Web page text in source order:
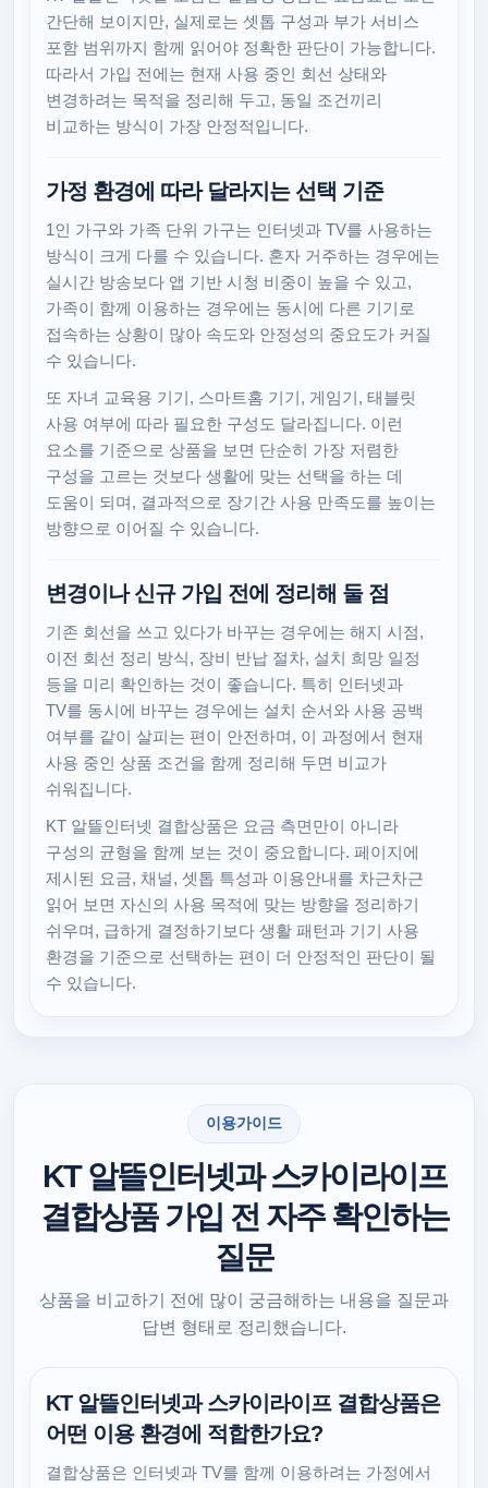
간단해 보이지만, 실제로는 셋톱 구성과 부가 서비스
포함 범위까지 함께 읽어야 정확한 판단이 가능합니다.
따라서 가입 전에는 현재 사용 중인 회선 상태와
변경하려는 목적을 정리해 두고, 동일 조건끼리
비교하는 방식이 가장 안정적입니다.
가정 환경에 따라 달라지는 선택 기준
1인 가구와 가족 단위 가구는 인터넷과 TV를 사용하는
방식이 크게 다를 수 있습니다. 혼자 거주하는 경우에는
실시간 방송보다 앱 기반 시청 비중이 높을 수 있고,
가족이 함께 이용하는 경우에는 동시에 다른 기기로
접속하는 상황이 많아 속도와 안정성의 중요도가 커질
수 있습니다.
또 자녀 교육용 기기, 스마트홈 기기, 게임기, 태블릿
사용 여부에 따라 필요한 구성도 달라집니다. 이런
요소를 기준으로 상품을 보면 단순히 가장 저렴한
구성을 고르는 것보다 생활에 맞는 선택을 하는 데
도움이 되며, 결과적으로 장기간 사용 만족도를 높이는
방향으로 이어질 수 있습니다.
변경이나 신규 가입 전에 정리해 둘 점
기존 회선을 쓰고 있다가 바꾸는 경우에는 해지 시점,
이전 회선 정리 방식, 장비 반납 절차, 설치 희망 일정
등을 미리 확인하는 것이 좋습니다. 특히 인터넷과
TV를 동시에 바꾸는 경우에는 설치 순서와 사용 공백
여부를 같이 살피는 편이 안전하며, 이 과정에서 현재
사용 중인 상품 조건을 함께 정리해 두면 비교가
쉬워집니다.
KT 알뜰인터넷 결합상품은 요금 측면만이 아니라
구성의 균형을 함께 보는 것이 중요합니다. 페이지에
제시된 요금, 채널, 셋톱 특성과 이용안내를 차근차근
읽어 보면 자신의 사용 목적에 맞는 방향을 정리하기
쉬우며, 급하게 결정하기보다 생활 패턴과 기기 사용
환경을 기준으로 선택하는 편이 더 안정적인 판단이 될
수 있습니다.
이용가이드
KT 알뜰인터넷과 스카이라이프
결합상품 가입 전 자주 확인하는
질문
상품을 비교하기 전에 많이 궁금해하는 내용을 질문과
답변 형태로 정리했습니다.
KT 알뜰인터넷과 스카이라이프 결합상품은
어떤 이용 환경에 적합한가요?
결합상품은 인터넷과 TV를 함께 이용하려는 가정에서